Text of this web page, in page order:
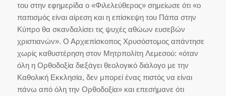
του στην εφημερίδα ο «Φιλελεύθερος» σημείωσε ότι «ο
παπισμός είναι αίρεση και η επίσκεψη του Πάπα στην
Κύπρο θα σκανδαλίσει τις ψυχές αθώων ευσεβών
χριστιανών». Ο Αρχιεπίσκοπος Χρυσόστομος απάντησε
χωρίς καθυστέρηση στον Μητρπολίτη Λεμεσού: «όταν
όλη η Ορθοδοξία διεξάγει θεολογικό διάλογο με την
Καθολική Εκκλησία, δεν μπορεί ένας πιστός να είναι
πάνω από όλη την Ορθοδοξία» και επεσήμανε ότι